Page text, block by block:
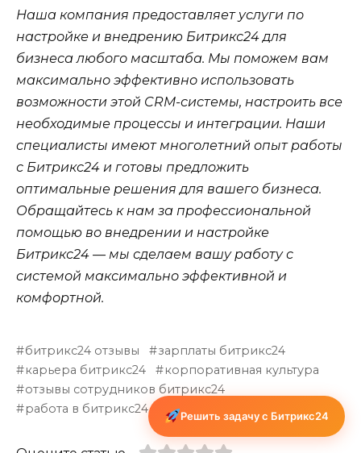
Наша компания предоставляет услуги по
настройке и внедрению Битрикс24 для
бизнеса любого масштаба. Мы поможем вам
максимально эффективно использовать
возможности этой CRM-системы, настроить все
необходимые процессы и интеграции. Наши
специалисты имеют многолетний опыт работы
с Битрикс24 и готовы предложить
оптимальные решения для вашего бизнеса.
Обращайтесь к нам за профессиональной
помощью во внедрении и настройке
Битрикс24 — мы сделаем вашу работу с
системой максимально эффективной и
комфортной.
битрикс24 отзывы
зарплаты битрикс24
карьера битрикс24
корпоративная культура
отзывы сотрудников битрикс24
работа в битрикс24
условия работы битрикс24
Решить задачу с Битрикс24